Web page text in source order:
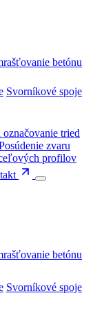
betónu
Svorníkové spoje
tried
zvaru
profilov
betónu
Svorníkové spoje